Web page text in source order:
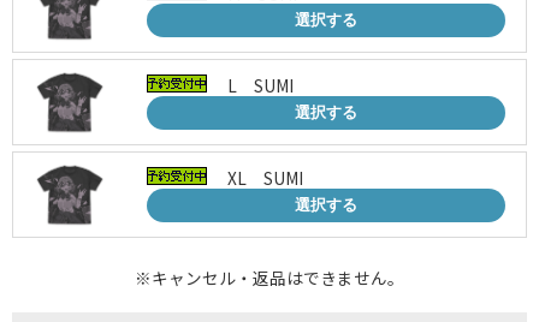
選択する
L SUMI
選択する
XL SUMI
選択する
※キャンセル・返品はできません。